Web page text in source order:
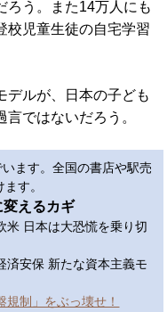
ろう。また14万人にも
校児童生徒の自宅学習
ルが、日本の子ども
ではないだろう。
ます。全国の書店や駅売
す。
えるカギ
日本は大恐慌を乗り切
安保 新たな資本主義モ
規制」をぶっ壊せ！